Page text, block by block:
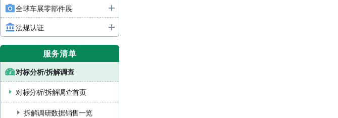
全球车展零部件展
法规认证
服务清单
对标分析/拆解调查
对标分析/拆解调查首页
拆解调研数据销售一览